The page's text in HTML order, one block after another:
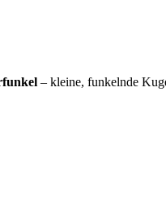
– kleine, funkelnde